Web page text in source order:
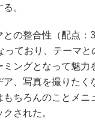
。
の整合性（配点：
っており、テーマ
ミングとなって魅
、写真を撮りた
ちろんのことメ
された。